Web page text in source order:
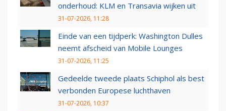
onderhoud: KLM en Transavia wijken uit
31-07-2026, 11:28
Einde van een tijdperk: Washington Dulles
neemt afscheid van Mobile Lounges
31-07-2026, 11:25
Gedeelde tweede plaats Schiphol als best
verbonden Europese luchthaven
31-07-2026, 10:37